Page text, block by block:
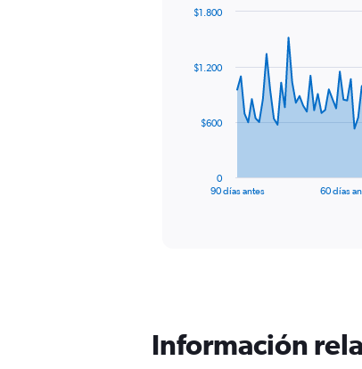
data
The
has
1
90 días antes 60 días
0
$600
$1.200
$1.800
Información